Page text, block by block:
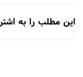
این مطلب را به